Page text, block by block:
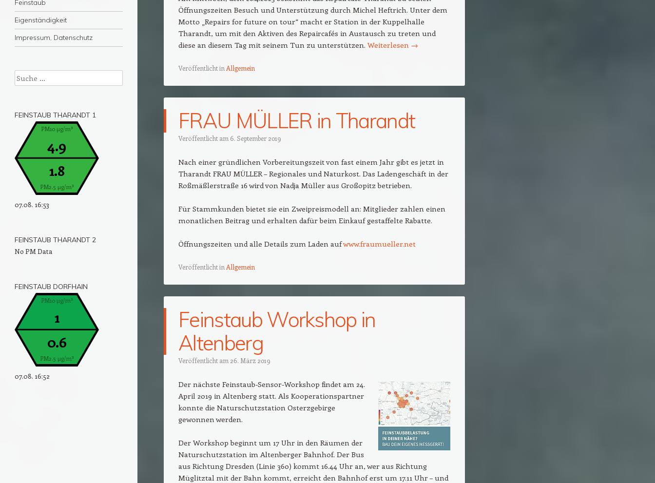
Feinstaub
Eigenständigkeit
Impressum, Datenschutz
Öffnungszeiten Besuch und Unterstützung durch Michel Heftrich. Unter dem
Motto „Repairs for future on tour“ macht er Station in der Kuppelhalle
Tharandt, um mit den Aktiven des Repaircafés in Austausch zu treten und
diese an diesem Tag mit seinem Tun zu unterstützen. Weiterlesen →
Veröffentlicht in Allgemein
FRAU MÜLLER in Tharandt
Veröffentlicht am 6. September 2019
Nach einer gründlichen Vorbereitungszeit von fast einem Jahr gibt es jetzt in
Tharandt FRAU MÜLLER – Regionales und Naturkost. Das Ladengeschäft in der
Roßmäßlerstraße 16 wird von Nadja Müller aus Großopitz betrieben.
Für Stammkunden bietet sie ein Zweipreismodell an: Mitglieder zahlen einen
monatlichen Beitrag und erhalten dafür beim Einkauf gestaffelte Rabatte.
Öffnungszeiten und alle Details zum Laden aufwww.fraumueller.net
Veröffentlicht in Allgemein
Feinstaub Workshop in
Altenberg
Veröffentlicht am 26. März 2019
Der nächste Feinstaub-Sensor-Workshop findet am 24.
April 2019 in Altenberg statt. Als Kooperationspartner
konnte die Naturschutzstation Osterzgebirge
gewonnen werden.
Der Workshop beginnt um 17 Uhr in den Räumen der
Naturschutzstation im Altenberger Bahnhof. Der Bus
aus Richtung Dresden (Linie 360) kommt 16.44 Uhr an, wer aus Richtung
Müglitztal mit der Bahn kommt, erreicht den Bahnhof erst um 17.11 Uhr – und
Suche
FEINSTAUB THARANDT 1
PM10 µg/m³
PM2.5 µg/m³
4.9
1.8
07.08. 16:53
FEINSTAUB THARANDT 2
No PM Data
FEINSTAUB DORFHAIN
PM10 µg/m³
PM2.5 µg/m³
1
0.6
07.08. 16:52